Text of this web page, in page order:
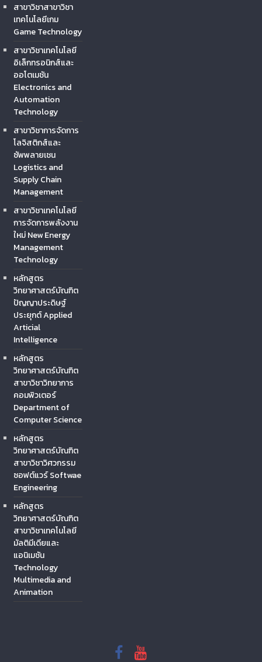
สาขาวิชาสาขาวิชา
เทคโนโลยีเกม
Game Technology
สาขาวิชาเทคโนโลยี
อิเล็กทรอนิกส์และ
ออโตเมชัน
Electronics and
Automation
Technology
สาขาวิชาการจัดการ
โลจิสติกส์และ
ซัพพลายเชน
Logistics and
Supply Chain
Management
สาขาวิชาเทคโนโลยี
การจัดการพลังงาน
ใหม่ New Energy
Management
Technology
หลักสูตร
วิทยาศาสตร์บัณฑิต
ปัญญาประดิษฐ์
ประยุกต์ Applied
Articial
Intelligence
หลักสูตร
วิทยาศาสตร์บัณฑิต
สาขาวิชาวิทยาการ
คอมพิวเตอร์
Department of
Computer Science
หลักสูตร
วิทยาศาสตร์บัณฑิต
สาขาวิชาวิศวกรรม
ซอฟต์แวร์ Softwae
Engineering
หลักสูตร
วิทยาศาสตร์บัณฑิต
สาขาวิชาเทคโนโลยี
มัลติมีเดียและ
แอนิเมชัน
Technology
Multimedia and
Animation